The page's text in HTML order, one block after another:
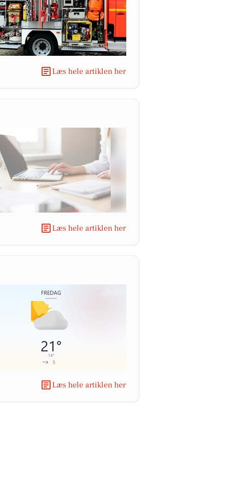
Læs hele artiklen her
Læs hele artiklen her
Læs hele artiklen her